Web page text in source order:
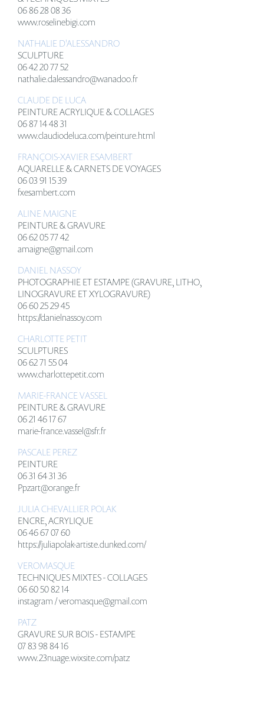
06 86 28 08 36
www.roselinebigi.com
NATHALIE D'ALESSANDRO
SCULPTURE
06 42 20 77 52
nathalie.dalessandro@wanadoo.fr
CLAUDE DE LUCA
PEINTURE ACRYLIQUE & COLLAGES
06 87 14 48 31
www.claudiodeluca.com/peinture.html
FRANÇOIS-XAVIER ESAMBERT
AQUARELLE & CARNETS DE VOYAGES
06 03 91 15 39
fxesambert.com
ALINE MAIGNE
PEINTURE & GRAVURE
06 62 05 77 42
amaigne@gmail.com
DANIEL NASSOY
PHOTOGRAPHIE ET ESTAMPE (GRAVURE, LITHO,
LINOGRAVURE ET XYLOGRAVURE)
06 60 25 29 45
https://danielnassoy.com
CHARLOTTE PETIT
SCULPTURES
06 62 71 55 04
www.charlottepetit.com
MARIE-FRANCE VASSEL
PEINTURE & GRAVURE
06 21 46 17 67
marie-france.vassel@sfr.fr
PASCALE PEREZ
PEINTURE
06 31 64 31 36
Ppzart@orange.fr
JULIA CHEVALLIER POLAK
ENCRE, ACRYLIQUE
06 46 67 07 60
https://juliapolak-artiste.dunked.com/
VEROMASQUE
TECHNIQUES MIXTES - COLLAGES
06 60 50 82 14
instagram / veromasque@gmail.com
PATZ
GRAVURE SUR BOIS - ESTAMPE
07 83 98 84 16
www.23nuage.wixsite.com/patz